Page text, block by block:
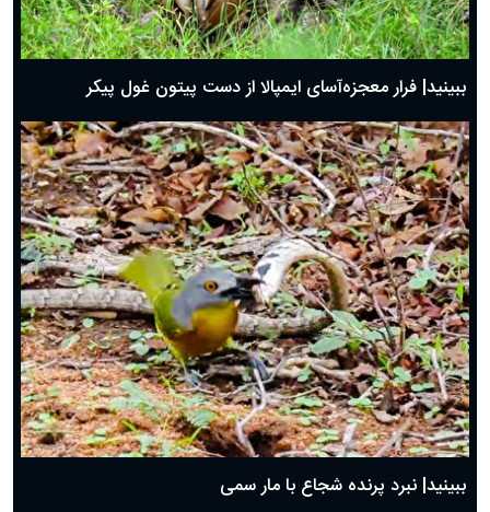
ببینید| فرار معجزه‌آسای ایمپالا از دست پیتون غول پیکر
ببینید| نبرد پرنده شجاع با مار سمی